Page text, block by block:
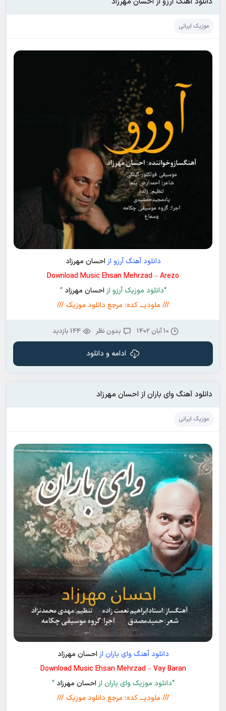
موزیک ایرانی
دانلود آهنگ آرزو از احسان مهرزاد
Download Music Ehsan Mehrzad – Arezo
“دانلود موزیک آرزو از احسان مهرزاد “
/// ملودیـــ کده؛ مرجع دانلود موزیک ///
10 آبان 1402 بدون نظر 144 بازدید
ادامه و دانلود
دانلود آهنگ وای باران از احسان مهرزاد
موزیک ایرانی
دانلود آهنگ وای باران از احسان مهرزاد
Download Music Ehsan Mehrzad – Vay Baran
“دانلود موزیک وای باران از احسان مهرزاد “
/// ملودیـــ کده؛ مرجع دانلود موزیک ///